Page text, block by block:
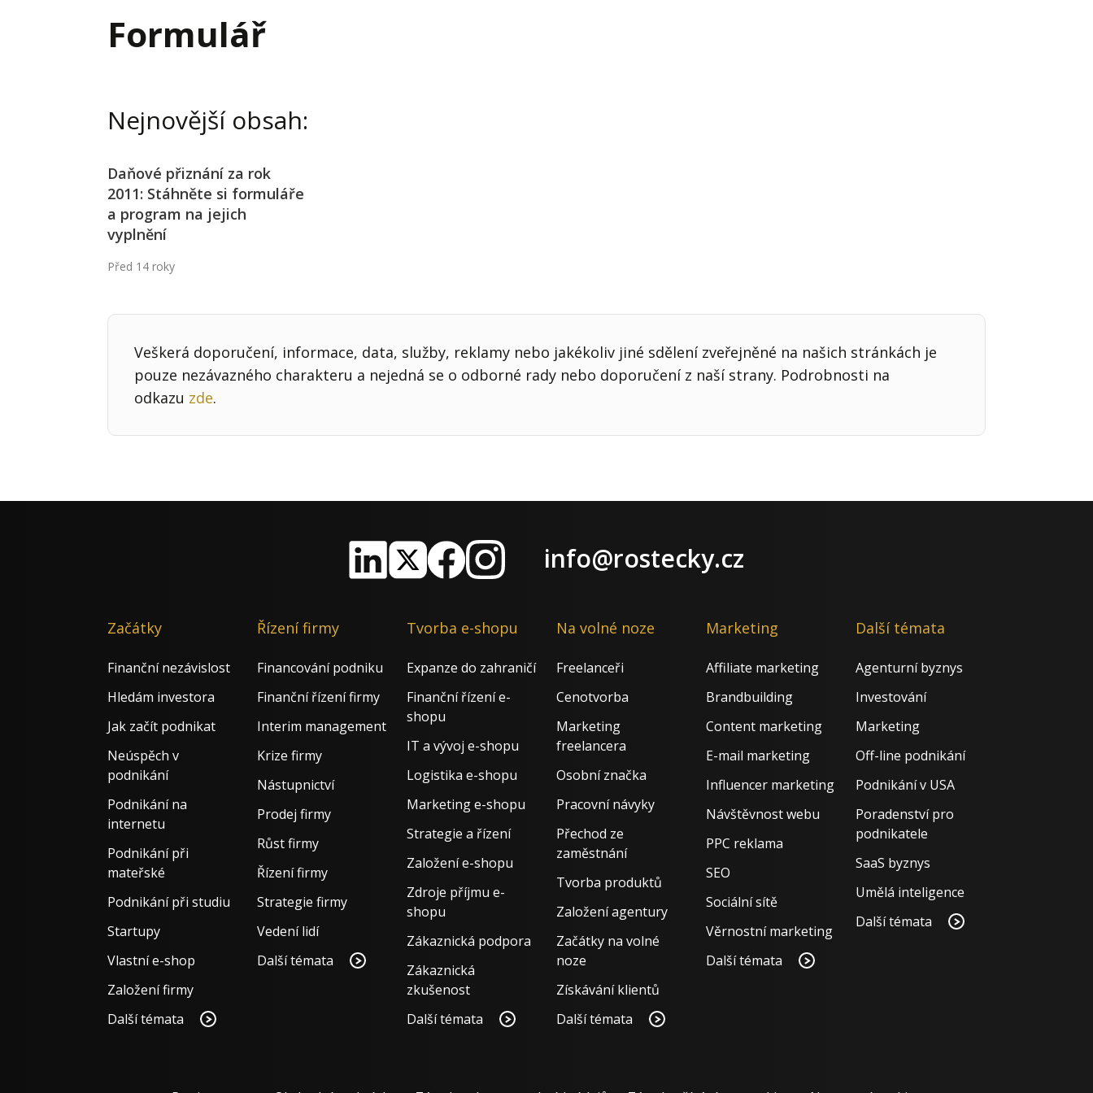
Interim management
Krizové řízení firmy
Formulář
Nejnovější obsah:
Daňové přiznání za rok
2011: Stáhněte si formuláře
a program na jejich
vyplnění
Před 14 roky
Veškerá doporučení, informace, data, služby, reklamy nebo jakékoliv jiné sdělení zveřejněné na našich stránkách je
pouze nezávazného charakteru a nejedná se o odborné rady nebo doporučení z naší strany. Podrobnosti na
odkazu zde.
info@rostecky.cz
Začátky
Finanční nezávislost
Hledám investora
Jak začít podnikat
Neúspěch v
podnikání
Podnikání na
internetu
Podnikání při
mateřské
Podnikání při studiu
Startupy
Vlastní e-shop
Založení firmy
Další témata
Řízení firmy
Financování podniku
Finanční řízení firmy
Interim management
Krize firmy
Nástupnictví
Prodej firmy
Růst firmy
Řízení firmy
Strategie firmy
Vedení lidí
Další témata
Tvorba e-shopu
Expanze do zahraničí
Finanční řízení e-
shopu
IT a vývoj e-shopu
Logistika e-shopu
Marketing e-shopu
Strategie a řízení
Založení e-shopu
Zdroje příjmu e-
shopu
Zákaznická podpora
Zákaznická
zkušenost
Další témata
Na volné noze
Freelanceři
Cenotvorba
Marketing
freelancera
Osobní značka
Pracovní návyky
Přechod ze
zaměstnání
Tvorba produktů
Založení agentury
Začátky na volné
noze
Získávání klientů
Další témata
Marketing
Affiliate marketing
Brandbuilding
Content marketing
E-mail marketing
Influencer marketing
Návštěvnost webu
PPC reklama
SEO
Sociální sítě
Věrnostní marketing
Další témata
Další témata
Agenturní byznys
Investování
Marketing
Off-line podnikání
Podnikání v USA
Poradenství pro
podnikatele
SaaS byznys
Umělá inteligence
Další témata